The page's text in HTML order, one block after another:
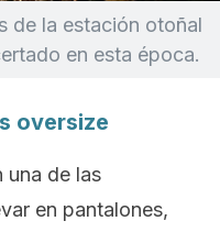
de la estación otoñal
en esta época.
oversize
una de las
en pantalones,